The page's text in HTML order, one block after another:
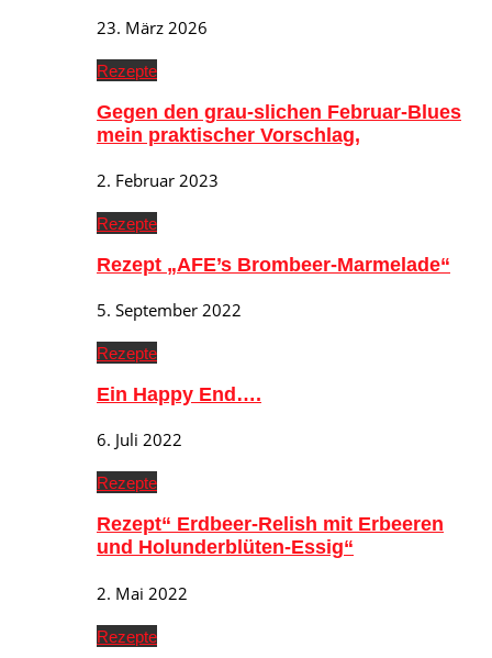
23. März 2026
Rezepte
Gegen den grau-slichen Februar-Blues
mein praktischer Vorschlag,
2. Februar 2023
Rezepte
Rezept „AFE’s Brombeer-Marmelade“
5. September 2022
Rezepte
Ein Happy End….
6. Juli 2022
Rezepte
Rezept“ Erdbeer-Relish mit Erbeeren
und Holunderblüten-Essig“
2. Mai 2022
Rezepte